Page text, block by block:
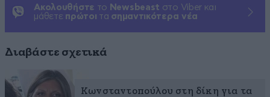
Ακολουθήστε το Newsbeast στο Viber και
μάθετε πρώτοι τα σημαντικότερα νέα
Διαβάστε σχετικά
Κωνσταντοπούλου στη δίκη για τα